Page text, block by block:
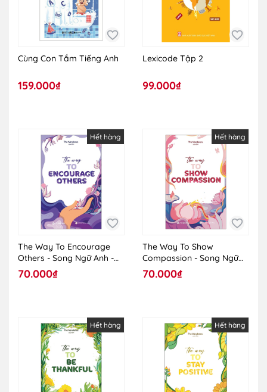
Cùng Con Tắm Tiếng Anh
159.000₫
Lexicode Tập 2
99.000₫
Hết hàng
The Way To Encourage
Others - Song Ngữ Anh -
Việt
70.000₫
Hết hàng
The Way To Show
Compassion - Song Ngữ
Anh - Việt
70.000₫
Hết hàng Hết hàng